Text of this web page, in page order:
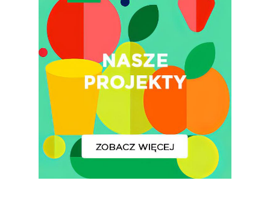
Certyfikowany
Narodowe Badania
Konsumpcji Warzyw
Owoców
Nutriscore Fakty
Federacja
Związków
Rolnych – Ziemniaki
Jedz Owoce I